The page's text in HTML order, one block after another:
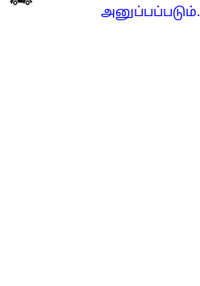
அனுப்பப்படும்.